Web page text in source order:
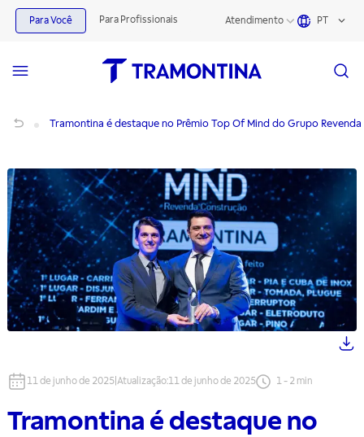
Para Você Para Profissionais Atendimento PT
Tramontina é destaque no Prêmio Top Of Mind do Grupo Revenda
11 de junho de 2025 Atualização:11 de junho de 2025 1- 2 min
Tramontina é destaque no